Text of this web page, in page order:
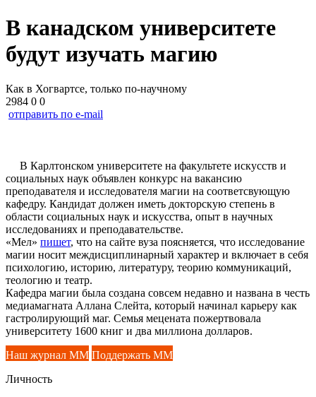
В канадском университете
будут изучать магию
Как в Хогвартсе, только по-научному
2984 0 0
отправить по e-mail
В Карлтонском университете на факультете искусств и
социальных наук объявлен конкурс на вакансию
преподавателя и исследователя магии на соответсвующую
кафедру. Кандидат должен иметь докторскую степень в
области социальных наук и искусства, опыт в научных
исследованиях и преподавательстве.
«Мел» пишет, что на сайте вуза поясняется, что исследование
магии носит междисциплинарный характер и включает в себя
психологию, историю, литературу, теорию коммуникаций,
теологию и театр.
Кафедра магии была создана совсем недавно и названа в честь
медиамагната Аллана Слейта, который начинал карьеру как
гастролирующий маг. Семья мецената пожертвовала
университету 1600 книг и два миллиона долларов.
Наш журнал ММ Поддержать ММ
Личность